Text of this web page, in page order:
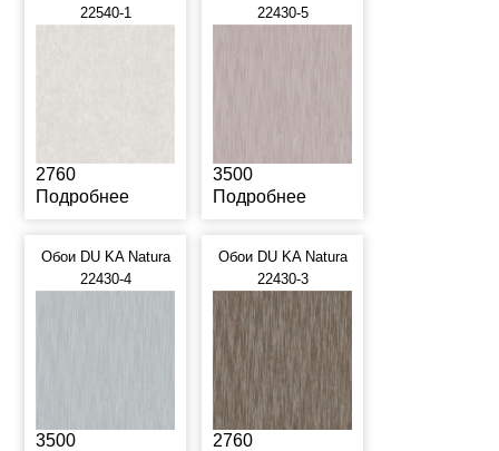
22540-1
2760
Подробнее
22430-5
3500
Подробнее
Обои DU KA Natura
22430-4
3500
Обои DU KA Natura
22430-3
2760